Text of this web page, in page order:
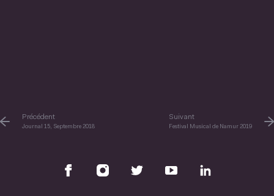
Précédent
Journal 15, Septembre 2018
Suivant
Festival Musical de Namur 2019